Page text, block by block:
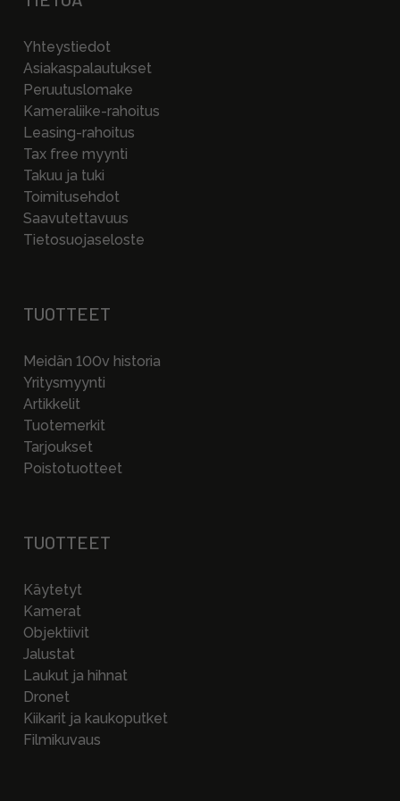
Yhteystiedot
Asiakaspalautukset
Peruutuslomake
Kameraliike-rahoitus
Leasing-rahoitus
Tax free myynti
Takuu ja tuki
Toimitusehdot
Saavutettavuus
Tietosuojaseloste
TUOTTEET
Meidän 100v historia
Yritysmyynti
Artikkelit
Tuotemerkit
Tarjoukset
Poistotuotteet
TUOTTEET
Käytetyt
Kamerat
Objektiivit
Jalustat
Laukut ja hihnat
Dronet
Kiikarit ja kaukoputket
Filmikuvaus